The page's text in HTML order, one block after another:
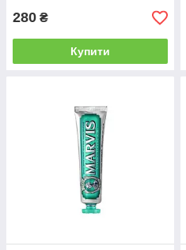
280 ₴
Купити